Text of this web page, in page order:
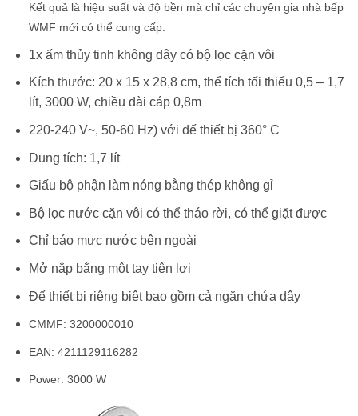
Kết quả là hiệu suất và độ bền mà chỉ các chuyên gia nhà bếp
WMF mới có thể cung cấp.
1x ấm thủy tinh không dây có bộ lọc cặn vôi
Kích thước: 20 x 15 x 28,8 cm, thể tích tối thiểu 0,5 – 1,7
lít, 3000 W, chiều dài cáp 0,8m
220-240 V~, 50-60 Hz) với đế thiết bị 360° C
Dung tích: 1,7 lít
Giấu bộ phận làm nóng bằng thép không gỉ
Bộ lọc nước cặn vôi có thể tháo rời, có thể giặt được
Chỉ báo mực nước bên ngoài
Mở nắp bằng một tay tiện lợi
Đế thiết bị riêng biệt bao gồm cả ngăn chứa dây
CMMF: 3200000010
EAN: 4211129116282
Power: 3000 W